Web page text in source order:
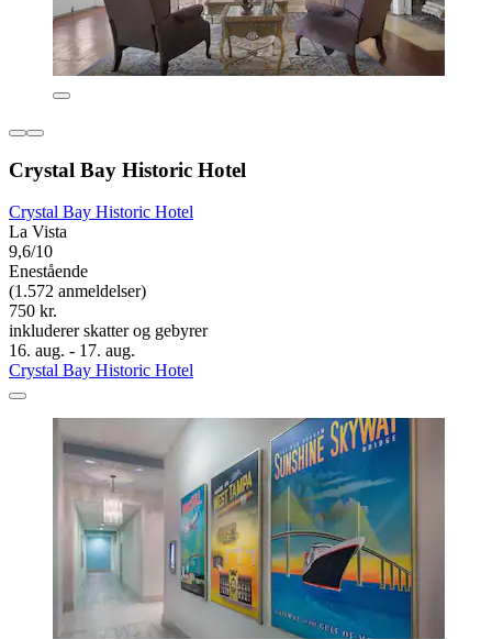
Crystal Bay Historic Hotel
Crystal Bay Historic Hotel
La Vista
9,6/10
Enestående
(1.572 anmeldelser)
750 kr.
inkluderer skatter og gebyrer
16. aug. - 17. aug.
Crystal Bay Historic Hotel